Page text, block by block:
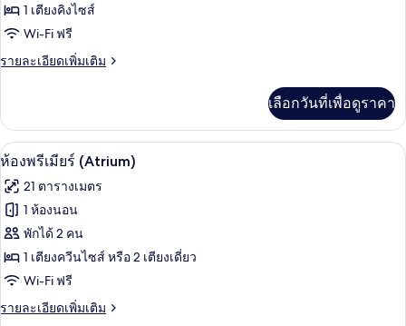
สวีท,
วิว
ทะเล
1 เตียงคิงไซส์
Wi-Fi ฟรี
รายละเอียดเพิ่มเติม
ราย
เกี่ยว
กับ
ห้อง
ท,
วิว
(single)
เลือกวันที่เพื่อดูราคา
เปิด
ภาพถ่าย
ทั้งหมด
ของ
ห้อง
พรีเมียร์
(Atrium)
1 ห้องนอน, เครื่องนอนระดับพรีเมียม,
2
ห้องพรีเมียร์ (Atrium)
21 ตารางเมตร
1 ห้องนอน
พักได้ 2 คน
1 เตียงควีนไซส์ หรือ 2 เตียงเดี่ยว
Wi-Fi ฟรี
รายละเอียดเพิ่มเติม
ราย